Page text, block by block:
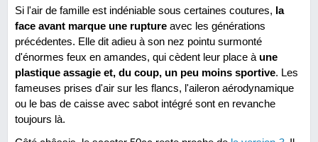
Si l'air de famille est indéniable sous certaines coutures, la
face avant marque une rupture avec les générations
précédentes. Elle dit adieu à son nez pointu surmonté
d'énormes feux en amandes, qui cèdent leur place à une
plastique assagie et, du coup, un peu moins sportive. Les
fameuses prises d'air sur les flancs, l'aileron aérodynamique
ou le bas de caisse avec sabot intégré sont en revanche
toujours là.